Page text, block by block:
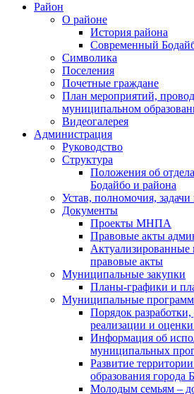
Район
О районе
История района
Современный
Символика
Поселения
Почетные граждане
План мероприятий,
муниципальном
Видеогалерея
Администрация
Руководство
Структура
Положения об
Бодайбо и района
Устав, полномочия,
Документы
Проекты МНПА
Правовые акты
правовые акты
Муниципальные закупки
Планы-графики и
Муниципальные
Порядок
реализации и
Информация об
муниципальных
Развитие
образования города
Молодым семьям –